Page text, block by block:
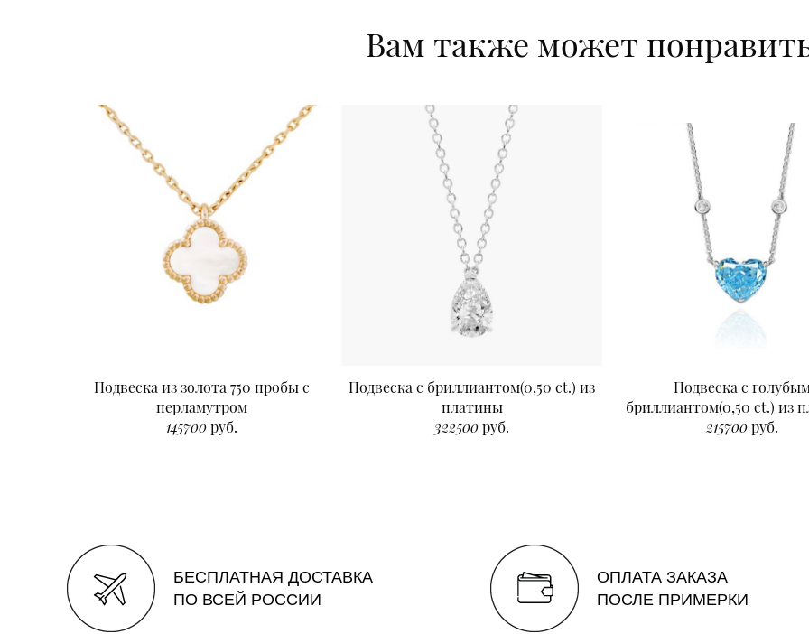
Вам также может
Подвеска из золота 750 пробы с
перламутром
145700руб.
Подвеска с бриллиантом(0,50 ct.) из
платины
322500руб.
Подвеска с
бриллиантом(0,50 ct.) из
215700руб.
БЕСПЛАТНАЯ ДОСТАВКА
ПО ВСЕЙ РОССИИ
ОПЛАТА ЗАКАЗА
ПОСЛЕ ПРИМЕРКИ